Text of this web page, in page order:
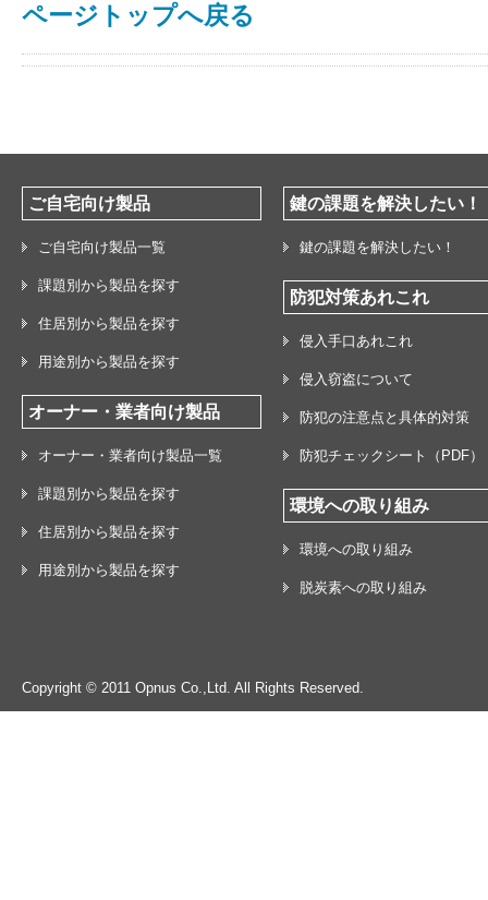
ページトップへ戻る
ご自宅向け製品
ご自宅向け製品一覧
課題別から製品を探す
住居別から製品を探す
用途別から製品を探す
オーナー・業者向け製品
オーナー・業者向け製品一覧
課題別から製品を探す
住居別から製品を探す
用途別から製品を探す
鍵の課題を解決したい！
鍵の課題を解決したい！
防犯対策あれこれ
侵入手口あれこれ
侵入窃盗について
防犯の注意点と具体的対策
防犯チェックシート（PDF）
環境への取り組み
環境への取り組み
脱炭素への取り組み
Copyright © 2011 Opnus Co.,Ltd. All Rights Reserved.